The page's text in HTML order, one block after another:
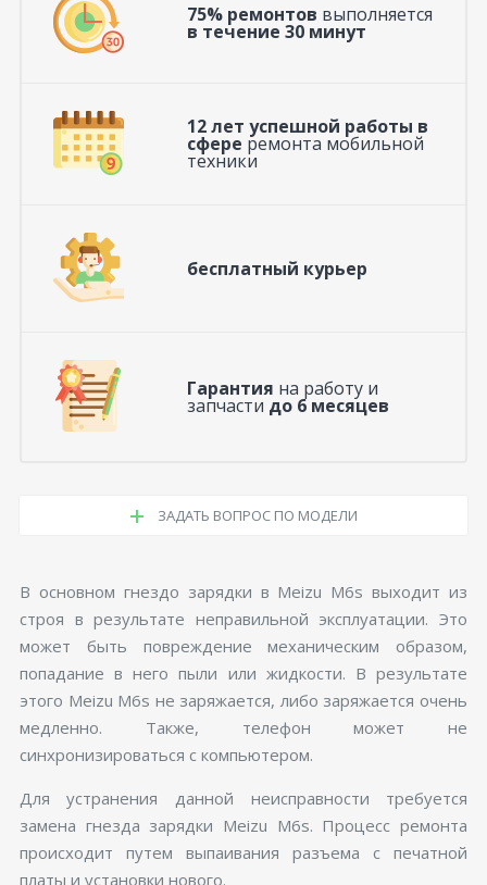
75% ремонтов выполняется
в течение 30 минут
12 лет успешной работы в
сфере ремонта мобильной
техники
бесплатный курьер
Гарантия на работу и
запчасти до 6 месяцев
ЗАДАТЬ ВОПРОС ПО МОДЕЛИ
В основном гнездо зарядки в Meizu M6s выходит из
строя в результате неправильной эксплуатации. Это
может быть повреждение механическим образом,
попадание в него пыли или жидкости. В результате
этого Meizu M6s не заряжается, либо заряжается очень
медленно. Также, телефон может не
синхронизироваться с компьютером.
Для устранения данной неисправности требуется
замена гнезда зарядки Meizu M6s. Процесс ремонта
происходит путем выпаивания разъема с печатной
платы и установки нового.